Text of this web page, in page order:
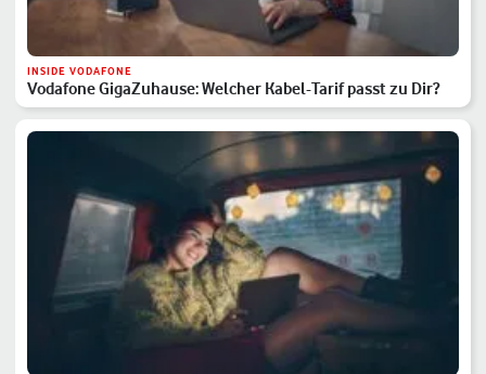
INSIDE VODAFONE
Vodafone GigaZuhause: Welcher Kabel-Tarif passt zu Dir?